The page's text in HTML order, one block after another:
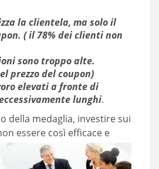
la clientela, ma solo il
( il 78% dei clienti non
sono troppo alte.
prezzo del coupon)
elevati a fronte di
lunghi.
della medaglia, investire sui
essere così efficace e